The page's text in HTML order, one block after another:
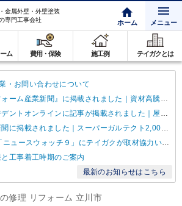
金属外壁・外壁塗装
専門工事会社
ホーム メニュー
ム 費用・保険 施工例 テイガクとは
・お問い合わせについて
』に掲載されました｜資材高騰・納期遅延に対するテイガクの取り組み
ンラインに記事が掲載されました｜屋根点検商法について解説
掲載されました｜スーパーガルテクト2,000万㎡達成
ースウォッチ９」にテイガクが取材協力いたしました
工事着工時期のご案内
最新のお知らせはこちら
修理 リフォーム 立川市